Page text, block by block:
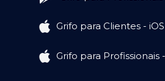
Grifo para Clientes - iOS
Grifo para Profissionais